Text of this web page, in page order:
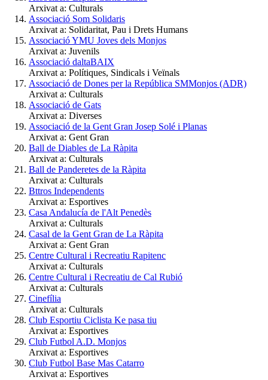
Arxivat a: Culturals
Associació Som Solidaris
Arxivat a: Solidaritat, Pau i Drets Humans
Associació YMU Joves dels Monjos
Arxivat a: Juvenils
Associació daltaBAIX
Arxivat a: Polítiques, Sindicals i Veïnals
Associació de Dones per la República SMMonjos (ADR)
Arxivat a: Culturals
Associació de Gats
Arxivat a: Diverses
Associació de la Gent Gran Josep Solé i Planas
Arxivat a: Gent Gran
Ball de Diables de La Ràpita
Arxivat a: Culturals
Ball de Panderetes de la Ràpita
Arxivat a: Culturals
Bttros Independents
Arxivat a: Esportives
Casa Andalucía de l'Alt Penedès
Arxivat a: Culturals
Casal de la Gent Gran de La Ràpita
Arxivat a: Gent Gran
Centre Cultural i Recreatiu Rapitenc
Arxivat a: Culturals
Centre Cultural i Recreatiu de Cal Rubió
Arxivat a: Culturals
Cinefília
Arxivat a: Culturals
Club Esportiu Ciclista Ke pasa tiu
Arxivat a: Esportives
Club Futbol A.D. Monjos
Arxivat a: Esportives
Club Futbol Base Mas Catarro
Arxivat a: Esportives